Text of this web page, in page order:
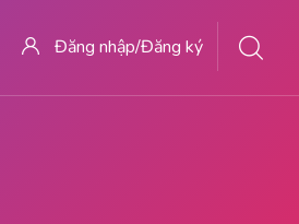
Đăng nhập/Đăng ký